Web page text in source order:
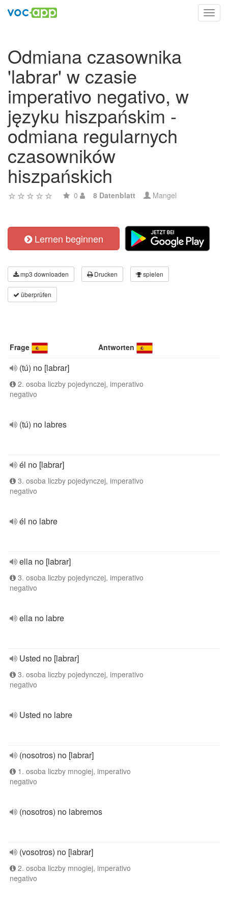
Odmiana czasownika
'labrar' w czasie
imperativo negativo, w
języku hiszpańskim -
odmiana regularnych
czasowników
hiszpańskich
0 8 Datenblatt Mangel
Lernen beginnen
mp3 downloaden Drucken spielen
überprüfen
Frage Antworten
(tú) no [labrar]
2. osoba liczby pojedynczej, imperativo
negativo
(tú) no labres
él no [labrar]
3. osoba liczby pojedynczej, imperativo
negativo
él no labre
ella no [labrar]
3. osoba liczby pojedynczej, imperativo
negativo
ella no labre
Usted no [labrar]
3. osoba liczby pojedynczej, imperativo
negativo
Usted no labre
(nosotros) no [labrar]
1. osoba liczby mnogiej, imperativo
negativo
(nosotros) no labremos
(vosotros) no [labrar]
2. osoba liczby mnogiej, imperativo
negativo